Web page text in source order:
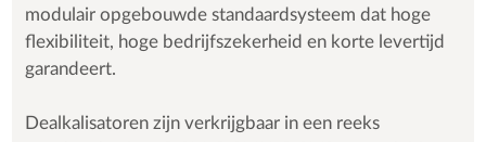
modulair opgebouwde standaardsysteem dat hoge
flexibiliteit, hoge bedrijfszekerheid en korte levertijd
garandeert.
Dealkalisatoren zijn verkrijgbaar in een reeks